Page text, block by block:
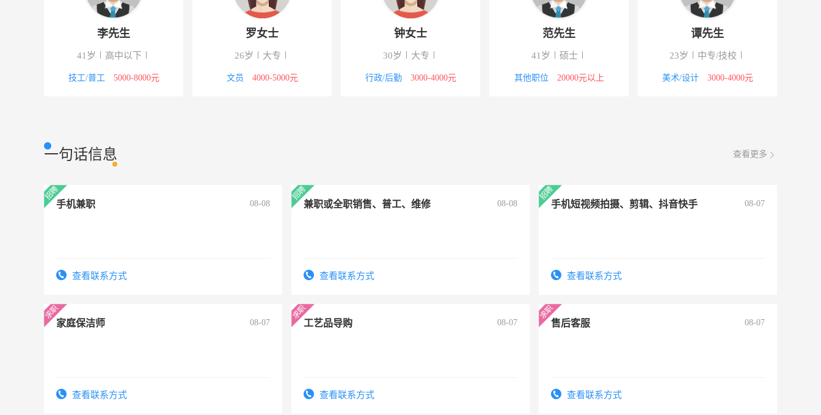
其他类型 青海易成建筑安装有限公司 08-07
其他类型 四川睿达通工程造价咨询有限公司日喀则分公 08-07
西藏暖通设计师 其他类型 西藏菱瑞机电设备有限公司 08-07
李先生
41岁 高中以下
技工/普工 5000-8000元
罗女士
26岁 大专
文员 4000-5000元
钟女士
30岁 大专
行政/后勤 3000-4000元
范先生
41岁 硕士
其他职位 20000元以上
谭先生
23岁 中专/技校
美术/设计 3000-4000元
一句话信息 查看更多
手机兼职 08-08
查看联系方式
兼职或全职销售、普工、维修 08-08
查看联系方式
手机短视频拍摄、剪辑、抖音快手 08-07
查看联系方式
家庭保洁师 08-07
查看联系方式
工艺品导购 08-07
查看联系方式
售后客服 08-07
查看联系方式